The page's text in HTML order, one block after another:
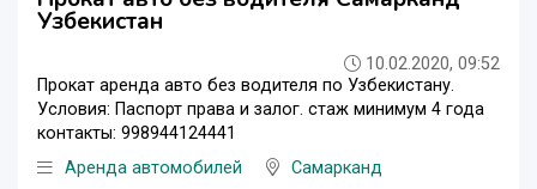
Узбекистан
10.02.2020, 09:52
Прокат аренда авто без водителя по Узбекистану.
Условия: Паспорт права и залог. стаж минимум 4 года
контакты: 998944124441
Аренда автомобилей
Самарканд